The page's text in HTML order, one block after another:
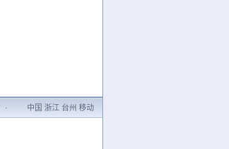
· 中国 浙江 台州 移动